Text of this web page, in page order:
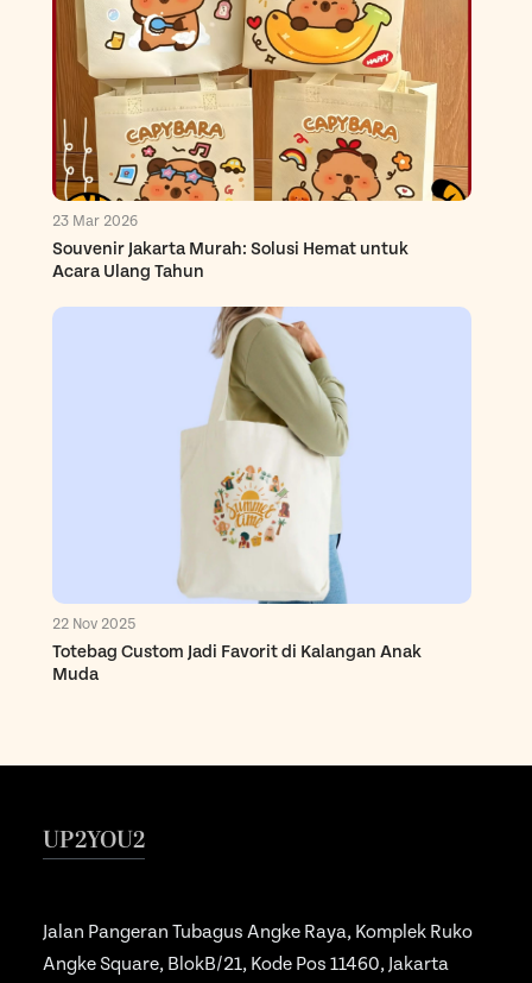
23 Mar 2026
Souvenir Jakarta Murah: Solusi Hemat untuk
Acara Ulang Tahun
22 Nov 2025
Totebag Custom Jadi Favorit di Kalangan Anak
Muda
UP2YOU2
Jalan Pangeran Tubagus Angke Raya, Komplek Ruko
Angke Square, BlokB/21, Kode Pos 11460, Jakarta